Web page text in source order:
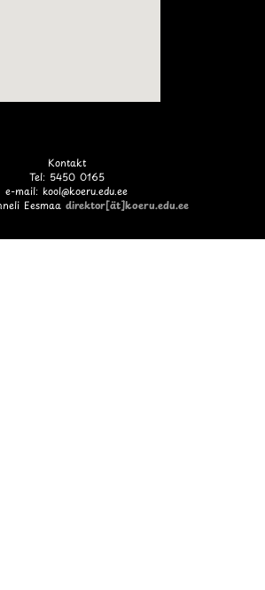
Kontakt
Tel: 5450 0165
e-mail: kool@koeru.edu.ee
Eesmaa direktor[ät]koeru.edu.ee